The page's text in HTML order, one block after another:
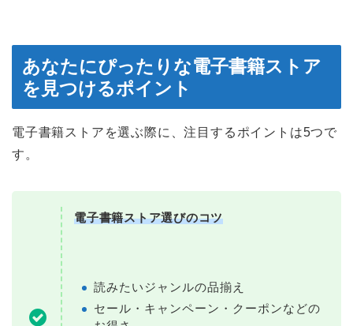
あなたにぴったりな電子書籍ストア
を見つけるポイント
電子書籍ストアを選ぶ際に、注目するポイントは5つで
す。
電子書籍ストア選びのコツ
読みたいジャンルの品揃え
セール・キャンペーン・クーポンなどの